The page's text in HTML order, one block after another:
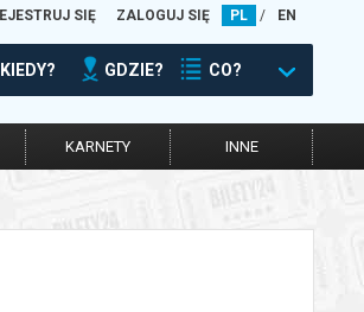
SIĘ ZALOGUJ SIĘ PL / EN
KIEDY? GDZIE? CO?
KARNETY INNE